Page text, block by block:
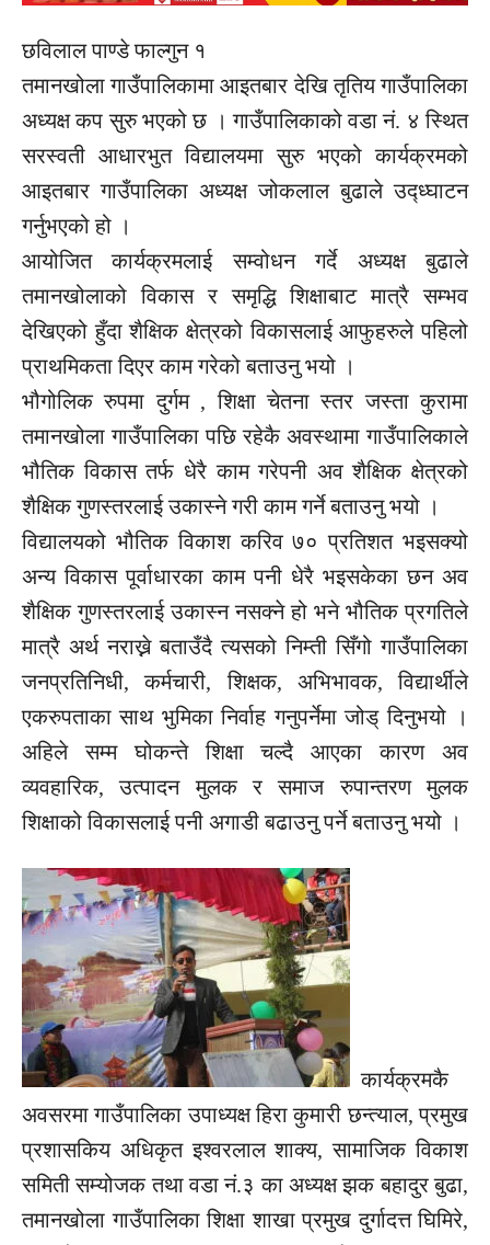
छविलाल पाण्डे फाल्गुन १
तमानखोला गाउँपालिकामा आइतबार देखि तृतिय गाउँपालिका
अध्यक्ष कप सुरु भएको छ । गाउँपालिकाको वडा नं. ४ स्थित
सरस्वती आधारभुत विद्यालयमा सुरु भएको कार्यक्रमको
आइतबार गाउँपालिका अध्यक्ष जोकलाल बुढाले उद्ध्घाटन
गर्नुभएको हो ।
आयोजित कार्यक्रमलाई सम्वोधन गर्दे अध्यक्ष बुढाले
तमानखोलाको विकास र समृद्धि शिक्षाबाट मात्रै सम्भव
देखिएको हुँदा शैक्षिक क्षेत्रको विकासलाई आफुहरुले पहिलो
प्राथमिकता दिएर काम गरेको बताउनु भयो ।
भौगोलिक रुपमा दुर्गम , शिक्षा चेतना स्तर जस्ता कुरामा
तमानखोला गाउँपालिका पछि रहेकै अवस्थामा गाउँपालिकाले
भौतिक विकास तर्फ धेरै काम गरेपनी अव शैक्षिक क्षेत्रको
शैक्षिक गुणस्तरलाई उकास्ने गरी काम गर्ने बताउनु भयो ।
विद्यालयको भौतिक विकाश करिव ७० प्रतिशत भइसक्यो
अन्य विकास पूर्वाधारका काम पनी धेरै भइसकेका छन अव
शैक्षिक गुणस्तरलाई उकास्न नसक्ने हो भने भौतिक प्रगतिले
मात्रै अर्थ नराख्ने बताउँदै त्यसको निम्ती सिँगो गाउँपालिका
जनप्रतिनिधी, कर्मचारी, शिक्षक, अभिभावक, विद्यार्थीले
एकरुपताका साथ भुमिका निर्वाह गनुपर्नेमा जोड् दिनुभयो ।
अहिले सम्म घोकन्ते शिक्षा चल्दै आएका कारण अव
व्यवहारिक, उत्पादन मुलक र समाज रुपान्तरण मुलक
शिक्षाको विकासलाई पनी अगाडी बढाउनु पर्ने बताउनु भयो ।
कार्यक्रमकै
अवसरमा गाउँपालिका उपाध्यक्ष हिरा कुमारी छन्त्याल, प्रमुख
प्रशासकिय अधिकृत इश्वरलाल शाक्य, सामाजिक विकाश
समिती सम्योजक तथा वडा नं.३ का अध्यक्ष झक बहादुर बुढा,
तमानखोला गाउँपालिका शिक्षा शाखा प्रमुख दुर्गादत्त घिमिरे,